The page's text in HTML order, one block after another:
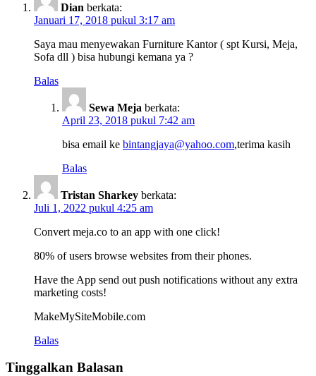
Dian berkata:
Januari 17, 2018 pukul 3:17 am
Saya mau menyewakan Furniture Kantor ( spt Kursi, Meja,
Sofa dll ) bisa hubungi kemana ya ?
Balas
Sewa Meja berkata:
April 23, 2018 pukul 7:42 am
bisa email ke bintangjaya@yahoo.com,terima kasih
Balas
Tristan Sharkey berkata:
Juli 1, 2022 pukul 4:25 am
Convert meja.co to an app with one click!
80% of users browse websites from their phones.
Have the App send out push notifications without any extra
marketing costs!
MakeMySiteMobile.com
Balas
Tinggalkan Balasan